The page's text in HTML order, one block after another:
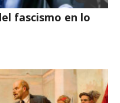
fascismo en lo